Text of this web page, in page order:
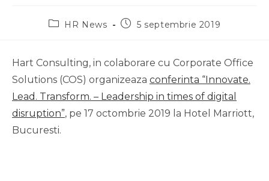
HR News 5 septembrie 2019
Hart Consulting, in colaborare cu Corporate Office
Solutions (COS) organizeaza conferinta “Innovate.
Lead. Transform. – Leadership in times of digital
disruption”, pe 17 octombrie 2019 la Hotel Marriott,
Bucuresti.